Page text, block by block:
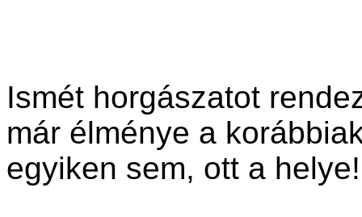
Ismét horgászatot
már élménye a
egyiken sem, ott a helye!